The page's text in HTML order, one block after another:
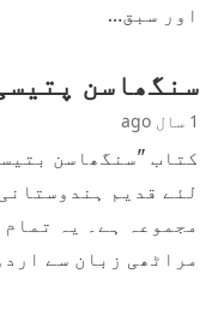
اور سبق…
سنگھاسن
1 سال ago
کتاب "سنگھاسن
لئے قدیم
مجموعہ ہے۔ یہ
مراٹھی زبان سے